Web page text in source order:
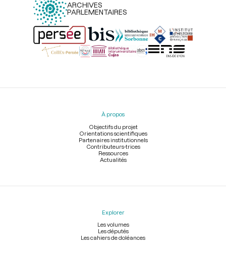
ARCHIVES
PARLEMENTAIRES
Menu
À propos
Objectifs du projet
Orientations scientifiques
Partenaires institutionnels
Contributeurs-trices
Ressources
Actualités
Explorer
Les volumes
Les députés
Les cahiers de doléances